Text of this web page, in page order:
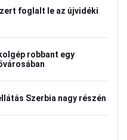
foglalt le az újvidéki
robbant egy
Szerbia nagy részén